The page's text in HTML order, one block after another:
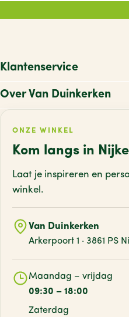
Klantenservice
Over Van Duinkerken
ONZE WINKEL
Kom langs in
Laat je inspireren en
winkel.
Van Duinkerken
Arkerpoort 1 · 3861 PS
Maandag – vrijdag
09:30 – 18:00
Zaterdag